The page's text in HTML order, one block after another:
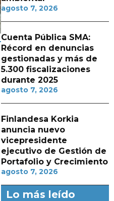
agosto 7, 2026
Cuenta Pública SMA:
Récord en denuncias
gestionadas y más de
5.300 fiscalizaciones
durante 2025
agosto 7, 2026
Finlandesa Korkia
anuncia nuevo
vicepresidente
ejecutivo de Gestión de
Portafolio y Crecimiento
agosto 7, 2026
Lo más leído